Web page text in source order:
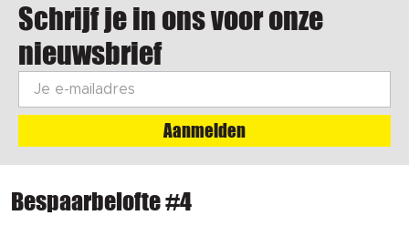
Schrijf je in ons voor onze
nieuwsbrief
Aanmelden
Bespaarbelofte #4